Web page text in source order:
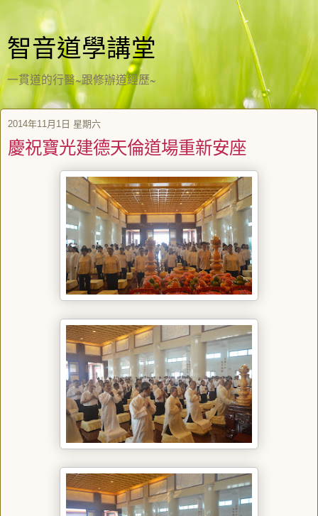
智音道學講堂
一貫道的行醫~跟修辦道經歷~
2014年11月1日 星期六
慶祝寶光建德天倫道場重新安座